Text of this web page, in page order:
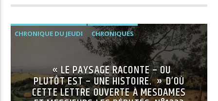
CHRONIQUE DU JEUDI CHRONIQUES
« LE PAYSAGE RACONTE – OU
PLUTÔT EST – UNE HISTOIRE. » D’OÙ
CETTE LETTRE OUVERTE À MESDAMES